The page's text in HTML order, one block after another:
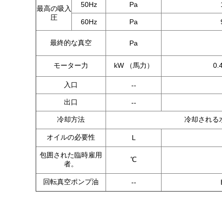
最高の吸入
圧
50Hz Pa
60Hz Pa
最終的な真空 Pa
モーター力 kW （馬力）
入口 --
出口 --
冷却方法 冷却される
オイルの必要性 L
包囲された臨時雇用
者。
℃
回転真空ポンプ油 --